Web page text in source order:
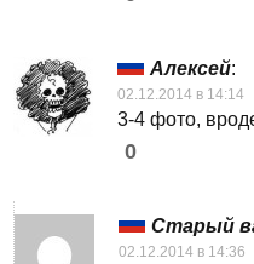
Алексей:
02.12.2014 в 14:14
3-4 фото,
0
Старый
02.12.2014 в 14:36